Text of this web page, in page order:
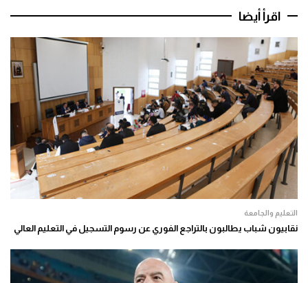
اقرأ أيضا
التعليم والجامعة
نقابيون شباب يطالبون بالتراجع الفوري عن رسوم التسجيل في التعليم العالي